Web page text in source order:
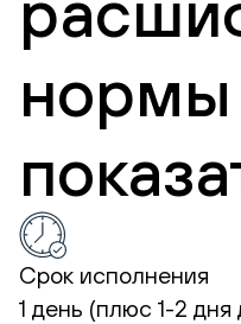
нормы
Срок исполнения
1 день (плюс 1-2